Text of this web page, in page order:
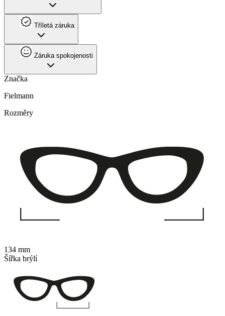
Tříletá záruka
Záruka spokojenosti
Značka
Fielmann
Rozměry
134 mm
Šířka brýlí